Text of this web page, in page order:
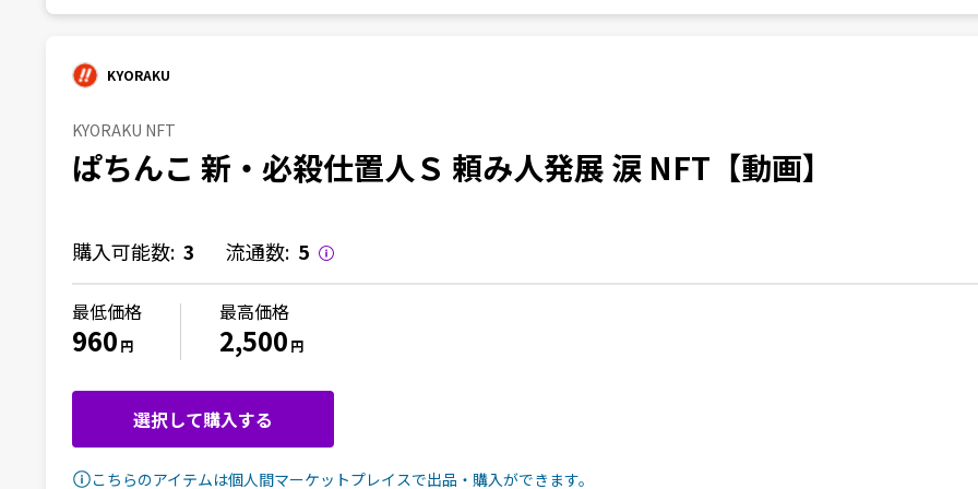
KYORAKU
KYORAKU NFT
ぱちんこ 新・必殺仕置人Ｓ 頼み人発展 涙 NFT【動画】
購入可能数: 3 流通数: 5
最低価格
960 円
最高価格
2,500 円
選択して購入する
こちらのアイテムは個人間マーケットプレイスで出品・購入ができます。